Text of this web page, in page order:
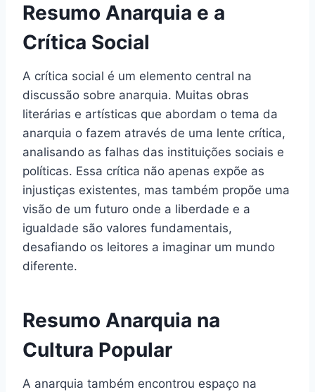
Resumo Anarquia e a
Crítica Social
A crítica social é um elemento central na
discussão sobre anarquia. Muitas obras
literárias e artísticas que abordam o tema da
anarquia o fazem através de uma lente crítica,
analisando as falhas das instituições sociais e
políticas. Essa crítica não apenas expõe as
injustiças existentes, mas também propõe uma
visão de um futuro onde a liberdade e a
igualdade são valores fundamentais,
desafiando os leitores a imaginar um mundo
diferente.
Resumo Anarquia na
Cultura Popular
A anarquia também encontrou espaço na